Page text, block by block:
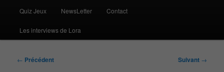
Quiz Jeux NewsLetter Contact
Les interviews de Lora
Navigation
← Précédent Suivant →